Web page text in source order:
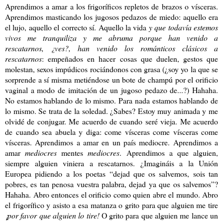
Aprendimos a amar a los frigoríficos repletos de brazos o vísceras.
Aprendimos masticando los jugosos pedazos de miedo: aquello era
el lujo, aquello el correcto sí. Aquello la vida y que todavía estemos
vivos me tranquiliza y me abruma porque han venido a
rescatarnos, ¿ves?, han venido los románticos clásicos a
rescatarnos: empeñados en hacer cosas que duelen, gestos que
molestan, sexos impúdicos rociándonos con grasa (¿soy yo la que se
sorprende a sí misma metiéndose un bote de champú por el orificio
vaginal a modo de imitación de un jugoso pedazo de...?) Hahaha.
No estamos hablando de lo mismo. Para nada estamos hablando de
lo mismo. Se trata de la soledad. ¿Sabes? Estoy muy animada y me
olvidé de conjugar. Me acuerdo de cuando seré vieja. Me acuerdo
de cuando sea abuela y diga: come vísceras come vísceras come
vísceras. Aprendimos a amar en un país mediocre. Aprendimos a
amarmediocres mentesmediocres. Aprendimos a que alguien,
siempre alguien viniera a rescatarnos. ¿Imagináis a la Unión
Europea pidiendo a los poetas “dejad que os salvemos, sois tan
pobres, es tan penosa vuestra palabra, dejad ya que os salvemos”?
Hahaha. Abro entonces el orificio como quien abre el mundo. Abro
el frigorífico y asisto a esa matanza o grito para que alguien me tire
¡por favor que alguien lo tire!O grito para que alguien me lance un